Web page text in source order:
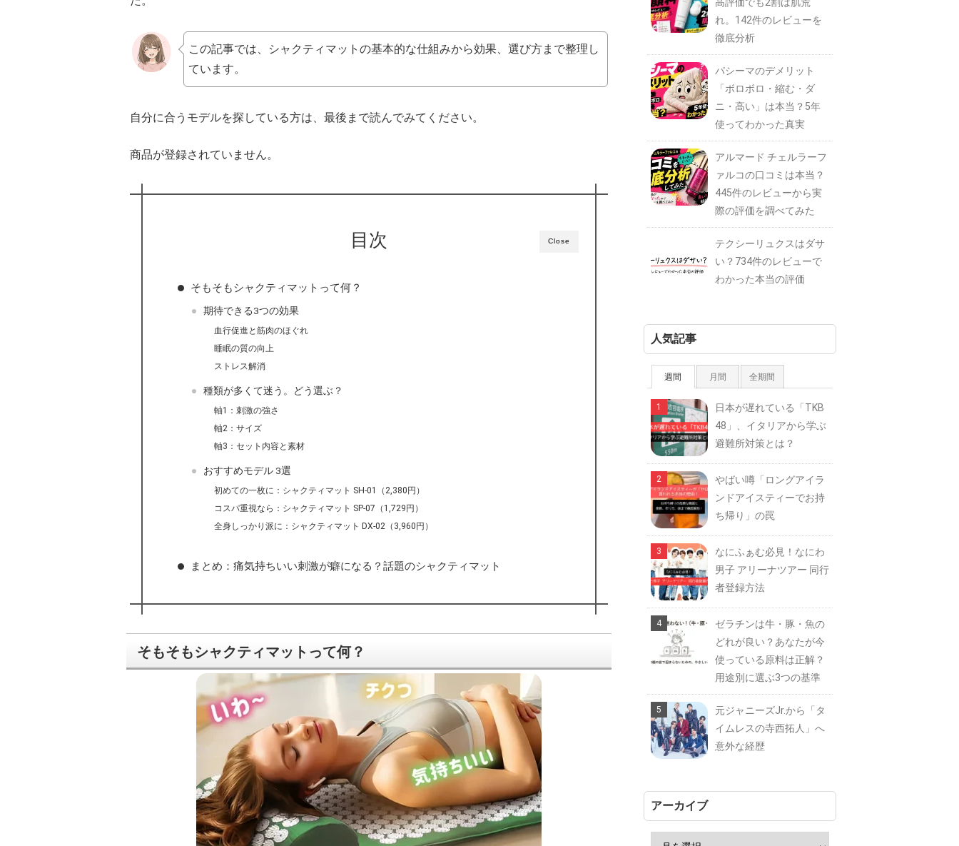
この記事では、シャクティマットの基本的な仕組みから効果、選び方まで整理し
ています。
自分に合うモデルを探している方は、最後まで読んでみてください。
商品が登録されていません。
Close
目次
そもそもシャクティマットって何？
期待できる3つの効果
血行促進と筋肉のほぐれ
睡眠の質の向上
ストレス解消
種類が多くて迷う。どう選ぶ？
軸1：刺激の強さ
軸2：サイズ
軸3：セット内容と素材
おすすめモデル 3選
初めての一枚に：シャクティマット SH-01（2,380円）
コスパ重視なら：シャクティマット SP-07（1,729円）
全身しっかり派に：シャクティマット DX-02（3,960円）
まとめ：痛気持ちいい刺激が癖になる？話題のシャクティマット
そもそもシャクティマットって何？
れ。142件のレビューを
徹底分析
パシーマのデメリット
「ボロボロ・縮む・ダ
ニ・高い」は本当？5年
使ってわかった真実
アルマード チェルラーフ
ァルコの口コミは本当？
445件のレビューから実
際の評価を調べてみた
テクシーリュクスはダサ
い？734件のレビューで
わかった本当の評価
人気記事
週間 月間 全期間
日本が遅れている「TKB
48」、イタリアから学ぶ
避難所対策とは？
やばい噂「ロングアイラ
ンドアイスティーでお持
ち帰り」の罠
なにふぁむ必見！なにわ
男子 アリーナツアー 同行
者登録方法
ゼラチンは牛・豚・魚の
どれが良い？あなたが今
使っている原料は正解？
用途別に選ぶ3つの基準
元ジャニーズJr.から「タ
イムレスの寺西拓人」へ
意外な経歴
アーカイブ